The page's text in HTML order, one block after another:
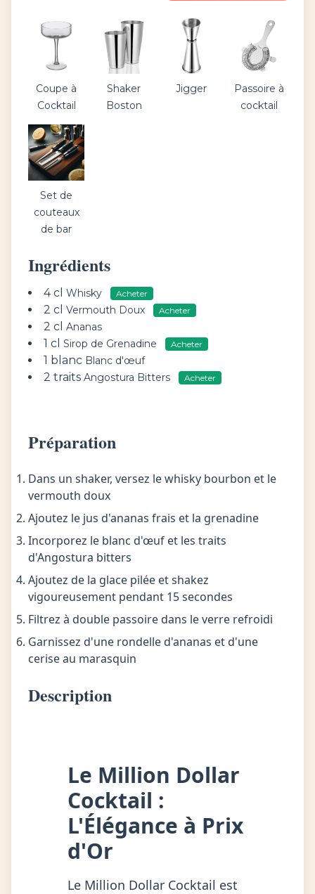
Coupe à
Cocktail
Shaker
Boston
Jigger
Passoire à
cocktail
Set de
couteaux
de bar
Ingrédients
4 cl Whisky Acheter
2 cl Vermouth Doux Acheter
2 cl Ananas
1 cl Sirop de Grenadine Acheter
1 blanc Blanc d'œuf
2 traits Angostura Bitters Acheter
Préparation
Dans un shaker, versez le whisky bourbon et le
vermouth doux
Ajoutez le jus d'ananas frais et la grenadine
Incorporez le blanc d'œuf et les traits
d'Angostura bitters
Ajoutez de la glace pilée et shakez
vigoureusement pendant 15 secondes
Filtrez à double passoire dans le verre refroidi
Garnissez d'une rondelle d'ananas et d'une
cerise au marasquin
Description
Le Million Dollar
Cocktail :
L'Élégance à Prix
d'Or
Le Million Dollar Cocktail est